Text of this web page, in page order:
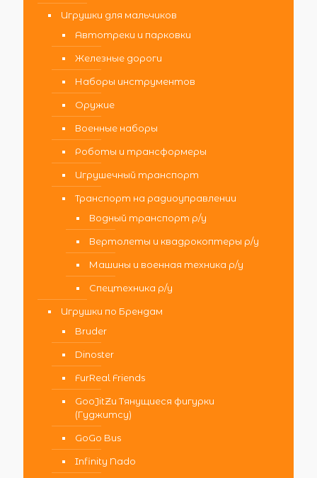
Игрушки для мальчиков
Автотреки и парковки
Железные дороги
Наборы инструментов
Оружие
Военные наборы
Роботы и трансформеры
Игрушечный транспорт
Транспорт на радиоуправлении
Водный транспорт р/у
Вертолеты и квадрокоптеры р/у
Машины и военная техника р/у
Спецтехника р/у
Игрушки по Брендам
Bruder
Dinoster
FurReal Friends
GooJitZu Тянущиеся фигурки
(Гуджитсу)
GoGo Bus
Infinity Nado